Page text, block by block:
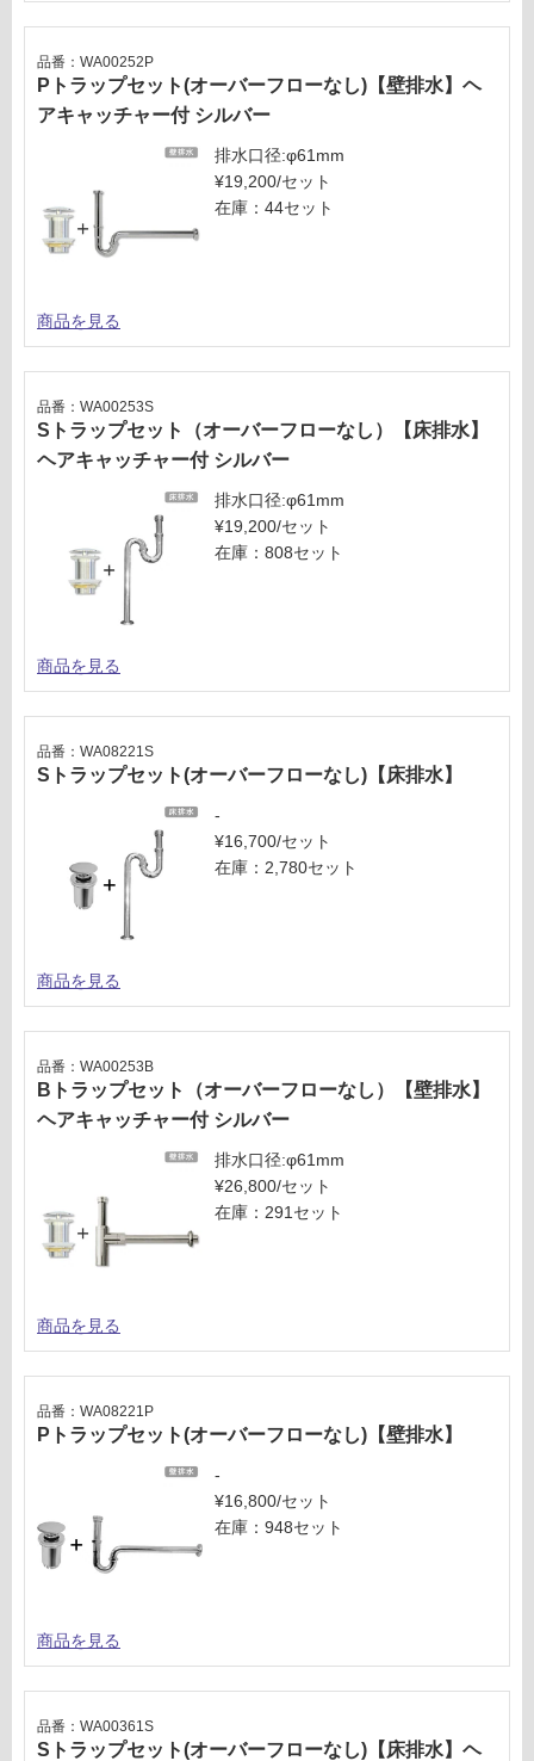
Pトラップセット(オーバーフローなし)【壁排水】ヘ
アキャッチャー付 シルバー
品番：WA00252P
排水口径:φ61mm
¥19,200/セット
在庫：44セット
商品を見る
Sトラップセット（オーバーフローなし）【床排水】
ヘアキャッチャー付 シルバー
品番：WA00253S
排水口径:φ61mm
¥19,200/セット
在庫：808セット
商品を見る
Sトラップセット(オーバーフローなし)【床排水】
品番：WA08221S
-
¥16,700/セット
在庫：2,780セット
商品を見る
Bトラップセット（オーバーフローなし）【壁排水】
ヘアキャッチャー付 シルバー
品番：WA00253B
排水口径:φ61mm
¥26,800/セット
在庫：291セット
商品を見る
Pトラップセット(オーバーフローなし)【壁排水】
品番：WA08221P
-
¥16,800/セット
在庫：948セット
商品を見る
Sトラップセット(オーバーフローなし)【床排水】ヘ
品番：WA00361S